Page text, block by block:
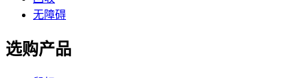
无障碍
选购产品